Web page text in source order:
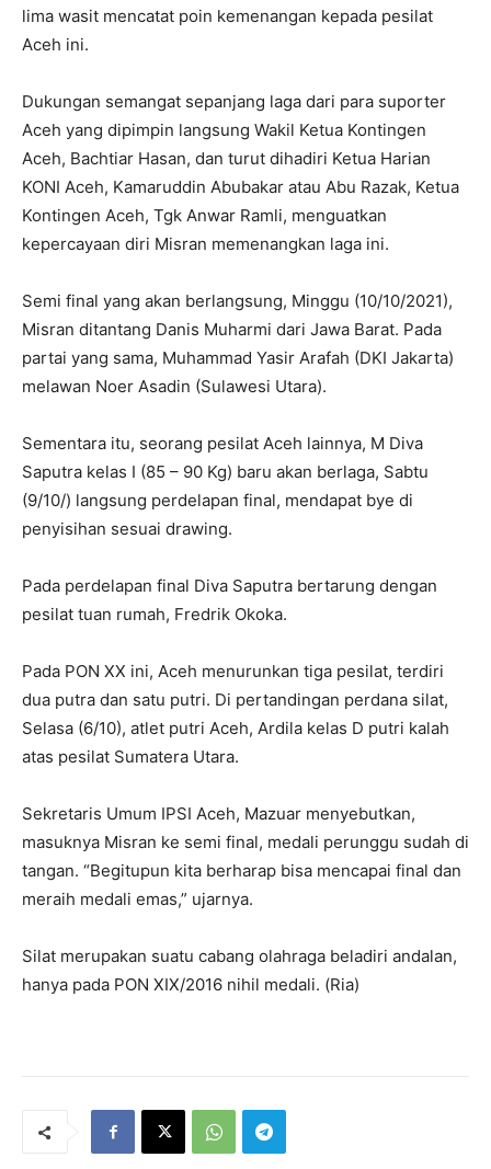
lima wasit mencatat poin kemenangan kepada pesilat
Aceh ini.
Dukungan semangat sepanjang laga dari para suporter
Aceh yang dipimpin langsung Wakil Ketua Kontingen
Aceh, Bachtiar Hasan, dan turut dihadiri Ketua Harian
KONI Aceh, Kamaruddin Abubakar atau Abu Razak, Ketua
Kontingen Aceh, Tgk Anwar Ramli, menguatkan
kepercayaan diri Misran memenangkan laga ini.
Semi final yang akan berlangsung, Minggu (10/10/2021),
Misran ditantang Danis Muharmi dari Jawa Barat. Pada
partai yang sama, Muhammad Yasir Arafah (DKI Jakarta)
melawan Noer Asadin (Sulawesi Utara).
Sementara itu, seorang pesilat Aceh lainnya, M Diva
Saputra kelas I (85 – 90 Kg) baru akan berlaga, Sabtu
(9/10/) langsung perdelapan final, mendapat bye di
penyisihan sesuai drawing.
Pada perdelapan final Diva Saputra bertarung dengan
pesilat tuan rumah, Fredrik Okoka.
Pada PON XX ini, Aceh menurunkan tiga pesilat, terdiri
dua putra dan satu putri. Di pertandingan perdana silat,
Selasa (6/10), atlet putri Aceh, Ardila kelas D putri kalah
atas pesilat Sumatera Utara.
Sekretaris Umum IPSI Aceh, Mazuar menyebutkan,
masuknya Misran ke semi final, medali perunggu sudah di
tangan. “Begitupun kita berharap bisa mencapai final dan
meraih medali emas,” ujarnya.
Silat merupakan suatu cabang olahraga beladiri andalan,
hanya pada PON XIX/2016 nihil medali. (Ria)